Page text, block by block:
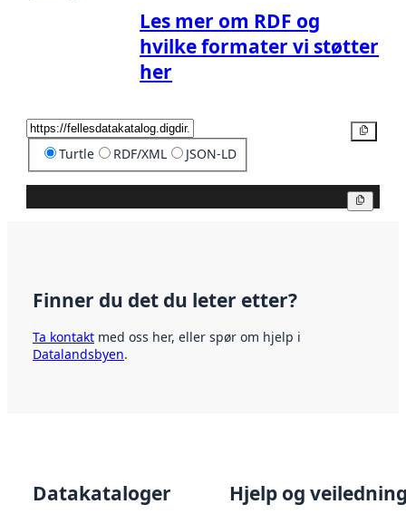
Les mer om RDF og
hvilke formater vi støtter
her
Turtle RDF/XML JSON-LD
Finner du det du leter etter?
Ta kontakt med oss her, eller spør om hjelp i
Datalandsbyen.
Datakataloger Hjelp og